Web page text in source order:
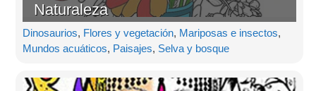
Naturaleza
Dinosaurios, Flores y vegetación, Mariposas e insectos,
Mundos acuáticos, Paisajes, Selva y bosque